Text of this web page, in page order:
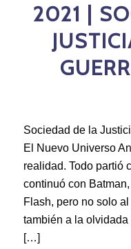
2021 |
Sociedad de la
El Nuevo Universo
realidad. Todo partió
continuó con
Flash, pero no solo
también a la
[…]